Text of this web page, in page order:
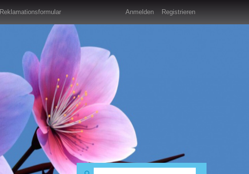
Reklamationsformular Anmelden Registrieren